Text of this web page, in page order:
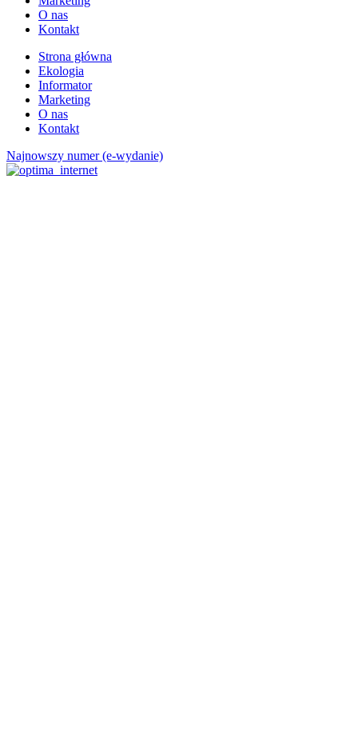
O nas
Kontakt
Strona główna
Ekologia
Informator
Marketing
O nas
Kontakt
Najnowszy numer (e-wydanie)